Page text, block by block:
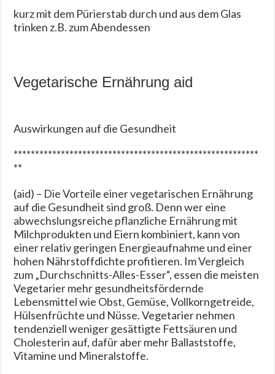
kurz mit dem Pürierstab durch und aus dem Glas
trinken z.B. zum Abendessen
Vegetarische Ernährung aid
Auswirkungen auf die Gesundheit
*********************************************************
**
(aid) – Die Vorteile einer vegetarischen Ernährung
auf die Gesundheit sind groß. Denn wer eine
abwechslungsreiche pflanzliche Ernährung mit
Milchprodukten und Eiern kombiniert, kann von
einer relativ geringen Energieaufnahme und einer
hohen Nährstoffdichte profitieren. Im Vergleich
zum „Durchschnitts-Alles-Esser“, essen die meisten
Vegetarier mehr gesundheitsfördernde
Lebensmittel wie Obst, Gemüse, Vollkorngetreide,
Hülsenfrüchte und Nüsse. Vegetarier nehmen
tendenziell weniger gesättigte Fettsäuren und
Cholesterin auf, dafür aber mehr Ballaststoffe,
Vitamine und Mineralstoffe.